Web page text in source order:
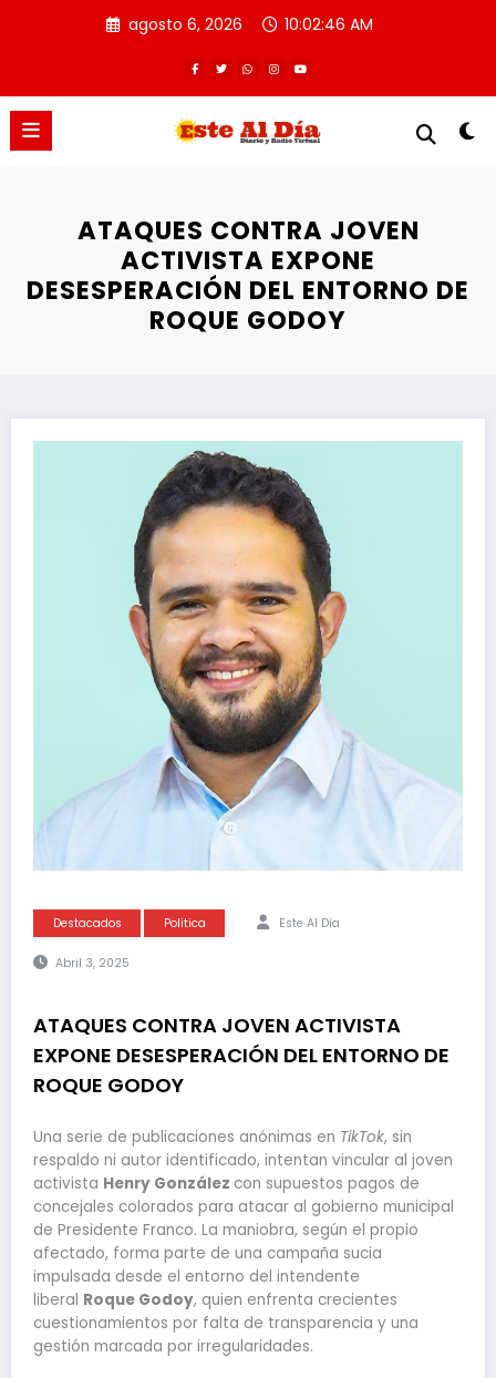
agosto 6, 2026 10:02:47 AM
ATAQUES CONTRA JOVEN
ACTIVISTA EXPONE
DESESPERACIÓN DEL ENTORNO DE
ROQUE GODOY
Destacados Politica Este Al Día
Abril 3, 2025
ATAQUES CONTRA JOVEN ACTIVISTA
EXPONE DESESPERACIÓN DEL ENTORNO DE
ROQUE GODOY
Una serie de publicaciones anónimas en TikTok, sin
respaldo ni autor identificado, intentan vincular al joven
activista Henry González con supuestos pagos de
concejales colorados para atacar al gobierno municipal
de Presidente Franco. La maniobra, según el propio
afectado, forma parte de una campaña sucia
impulsada desde el entorno del intendente
liberal Roque Godoy, quien enfrenta crecientes
cuestionamientos por falta de transparencia y una
gestión marcada por irregularidades.